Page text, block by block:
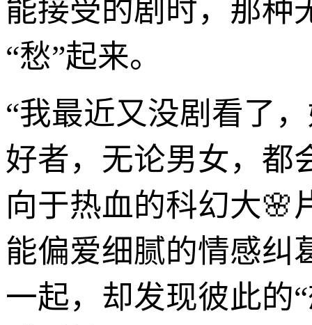
能接受的剧时，那种
“愁”起来。
“我最近又没剧看了
好者，无论男女，都
向于热血的科幻大🌸
能偏爱细腻的情感纠
一起，却发现彼此的